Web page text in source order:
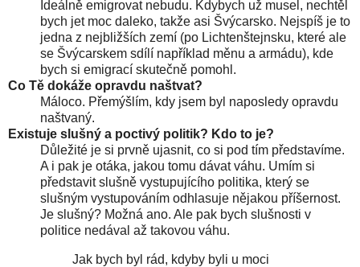
Ideálně emigrovat nebudu. Kdybych už musel, nechtěl
bych jet moc daleko, takže asi Švýcarsko. Nejspíš je to
jedna z nejbližších zemí (po Lichtenštejnsku, které ale
se Švýcarskem sdílí například měnu a armádu), kde
bych si emigrací skutečně pomohl.
Co Tě dokáže opravdu naštvat?
Máloco. Přemýšlím, kdy jsem byl naposledy opravdu
naštvaný.
Existuje slušný a poctivý politik? Kdo to je?
Důležité je si prvně ujasnit, co si pod tím představíme.
A i pak je otáka, jakou tomu dávat váhu. Umím si
představit slušně vystupujícího politika, který se
slušným vystupováním odhlasuje nějakou příšernost.
Je slušný? Možná ano. Ale pak bych slušnosti v
politice nedával až takovou váhu.
Jak bych byl rád, kdyby byli u moci